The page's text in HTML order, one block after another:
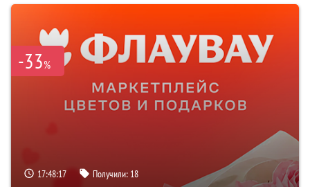
-33%
17:48:16 Получили: 18